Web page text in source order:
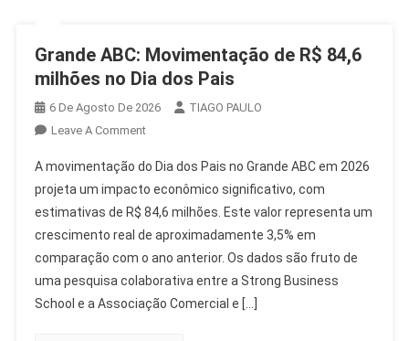
Grande ABC: Movimentação de R$ 84,6
milhões no Dia dos Pais
6 De Agosto De 2026
TIAGO PAULO
Leave A CommentOn
ABC:
Movimentação
De
R$
84,6
Milhões
No
A movimentação do Dia dos Pais no Grande ABC em 2026
projeta um impacto econômico significativo, com
estimativas de R$ 84,6 milhões. Este valor representa um
crescimento real de aproximadamente 3,5% em
comparação com o ano anterior. Os dados são fruto de
uma pesquisa colaborativa entre a Strong Business
School e a Associação Comercial e […]